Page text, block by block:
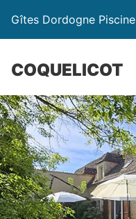
Gîtes Dordogne Piscine
COQUELICOT